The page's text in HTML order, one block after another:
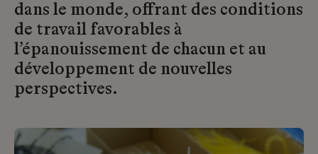
dans le monde, offrant des conditions
de travail favorables à
l’épanouissement de chacun et au
développement de nouvelles
perspectives.